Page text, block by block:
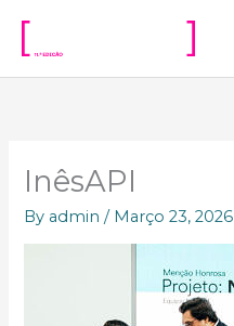
content
InêsAPI
By admin/ Março 23, 2026